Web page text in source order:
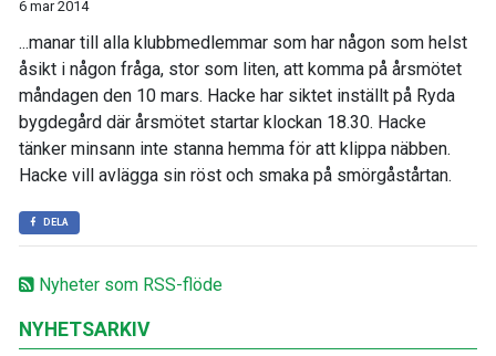
Nyheter som RSS-flöde
NYHETSARKIV
6 mar 2014
...manar till alla klubbmedlemmar som har någon som helst
åsikt i någon fråga, stor som liten, att komma på årsmötet
måndagen den 10 mars. Hacke har siktet inställt på Ryda
bygdegård där årsmötet startar klockan 18.30. Hacke
tänker minsann inte stanna hemma för att klippa näbben.
Hacke vill avlägga sin röst och smaka på smörgåstårtan.
DELA